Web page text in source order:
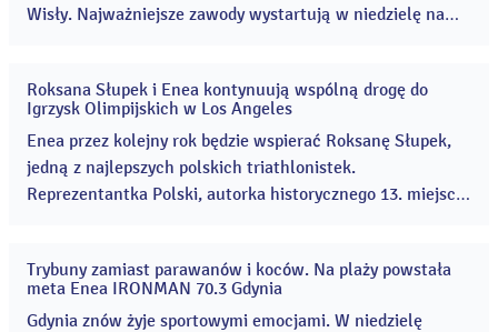
Wisły. Najważniejsze zawody wystartują w niedzielę na
2026
Roksana Słupek i Enea kontynuują wspólną drogę do
Igrzysk Olimpijskich w Los Angeles
Enea przez kolejny rok będzie wspierać Roksanę Słupek,
jedną z najlepszych polskich triathlonistek.
Reprezentantka Polski, autorka historycznego 13. miejsca
czwarte miejsce podczas Mistrzostw Europy w
hiszpańskiej Tarragonie. ...
17
Trybuny zamiast parawanów i koców. Na plaży powstała
meta Enea IRONMAN 70.3 Gdynia
Gdynia znów żyje sportowymi emocjami. W niedzielę